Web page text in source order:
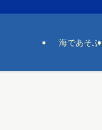
海であそぶ